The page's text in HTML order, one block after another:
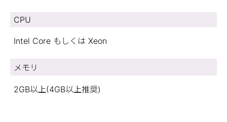
CPU
Intel Core もしくは Xeon
メモリ
2GB以上(4GB以上推奨)